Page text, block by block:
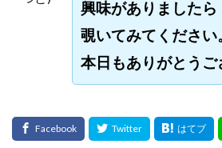
興味がありました
覗いてみてください
本日もありがとうご